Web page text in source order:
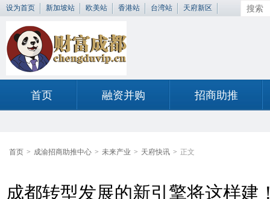
设为首页 新加坡站 欧美站 香港站 台湾站 天府新区
首页 融资并购 招商助推
首页 > 成渝招商助推中心 > 未来产业 > 天府快讯 > 正文
成都转型发展的新引擎将这样建